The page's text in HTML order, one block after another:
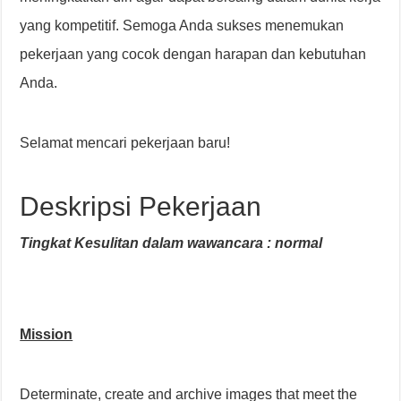
yang kompetitif. Semoga Anda sukses menemukan
pekerjaan yang cocok dengan harapan dan kebutuhan
Anda.
Selamat mencari pekerjaan baru!
Deskripsi Pekerjaan
Tingkat Kesulitan dalam wawancara : normal
Mission
Determinate, create and archive images that meet the